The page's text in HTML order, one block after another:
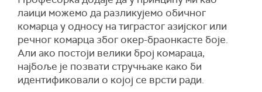
лаици можемо да разликујемо обичног
комарца у односу на тиграстог азијског или
речног комарца због окер-браонкасте боје.
Али ако постоји велики број комараца,
најбоље је позвати стручњаке како би
идентификовали о којој се врсти ради.